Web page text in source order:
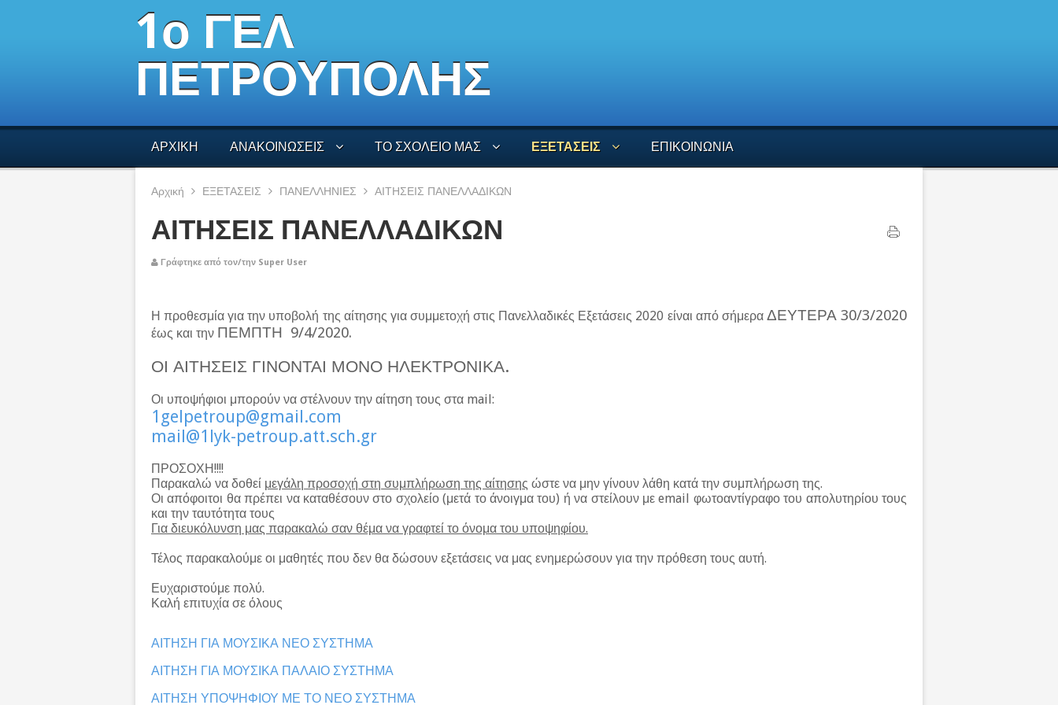
1ο ΓΕΛ
ΠΕΤΡΟΥΠΟΛΗΣ
ΑΡΧΙΚΗ ΑΝΑΚΟΙΝΩΣΕΙΣ ΤΟ ΣΧΟΛΕΙΟ ΜΑΣ ΕΞΕΤΑΣΕΙΣ ΕΠΙΚΟΙΝΩΝΙΑ
Αρχική ΕΞΕΤΑΣΕΙΣ ΠΑΝΕΛΛΗΝΙΕΣ ΑΙΤΗΣΕΙΣ ΠΑΝΕΛΛΑΔΙΚΩΝ
ΑΙΤΗΣΕΙΣ ΠΑΝΕΛΛΑΔΙΚΩΝ
Γράφτηκε από τον/την Super User
Ηπροθεσμία για την υποβολή της αίτησης για συμμετοχή στις Πανελλαδικές Εξετάσεις 2020 είναι από σήμερα ΔΕΥΤΕΡΑ 30/3/2020
έως και την ΠΕΜΠΤΗ 9/4/2020.
ΟΙ ΑΙΤΗΣΕΙΣ ΓΙΝΟΝΤΑΙ ΜΟΝΟ ΗΛΕΚΤΡΟΝΙΚΑ.
Οι υποψήφιοι μπορούν να στέλνουν την αίτηση τους στα mail:
1 gelpetroup@gmail.com
mail@1 lyk-petroup.att.sch.gr
ΠΡΟΣΟΧΗ!!!!
Παρακαλώ να δοθεί μεγάλη προσοχή στη συμπλήρωση της αίτησης ώστε να μην γίνουν λάθη κατά την συμπλήρωση της.
Οι απόφοιτοι θα πρέπει να καταθέσουν στο σχολείο (μετά το άνοιγμα του) ή να στείλουν μεemail φωτοαντίγραφο του απολυτηρίου τους
και την ταυτότητα τους
Για διευκόλυνση μας παρακαλώ σαν θέμα να γραφτεί το όνομα του υποψηφίου.
Τέλος παρακαλούμε οι μαθητές που δεν θα δώσουν εξετάσεις να μας ενημερώσουν για την πρόθεση τους αυτή.
Ευχαριστούμε πολύ.
Καλή επιτυχία σε όλους
ΑΙΤΗΣΗ ΓΙΑ ΜΟΥΣΙΚΑ ΝΕΟ ΣΥΣΤΗΜΑ
ΑΙΤΗΣΗ ΓΙΑ ΜΟΥΣΙΚΑ ΠΑΛΑΙΟ ΣΥΣΤΗΜΑ
ΑΙΤΗΣΗ ΥΠΟΨΗΦΙΟΥ ΜΕ ΤΟ ΝΕΟ ΣΥΣΤΗΜΑ